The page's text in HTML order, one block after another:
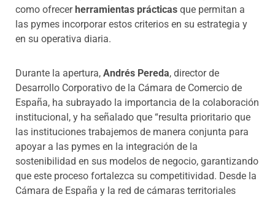
como ofrecerherramientas prácticas que permitan a
las pymes incorporar estos criterios en su estrategia y
en su operativa diaria.
Durante la apertura, Andrés Pereda, director de
Desarrollo Corporativo de la Cámara de Comercio de
España, ha subrayado la importancia de la colaboración
institucional, y ha señalado que “resulta prioritario que
las instituciones trabajemos de manera conjunta para
apoyar a las pymes en la integración de la
sostenibilidad en sus modelos de negocio, garantizando
que este proceso fortalezca su competitividad. Desde la
Cámara de España y la red de cámaras territoriales